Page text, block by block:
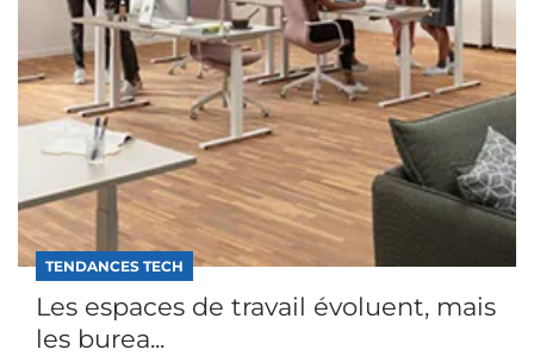
TENDANCES TECH
Les espaces de travail évoluent, mais
les burea...